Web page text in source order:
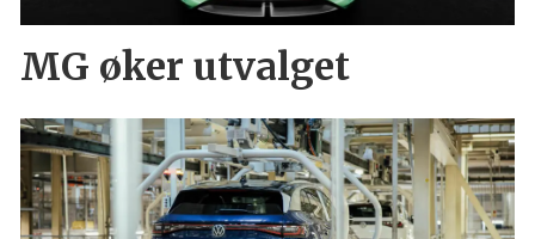
MG øker utvalget